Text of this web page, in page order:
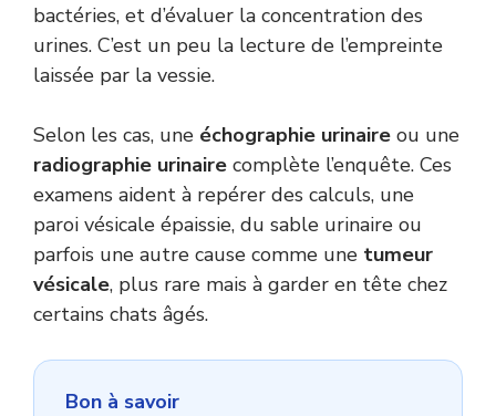
bactéries, et d’évaluer la concentration des
urines. C’est un peu la lecture de l’empreinte
laissée par la vessie.
Selon les cas, une échographie urinaire ou une
radiographie urinaire complète l’enquête. Ces
examens aident à repérer des calculs, une
paroi vésicale épaissie, du sable urinaire ou
parfois une autre cause comme une tumeur
vésicale, plus rare mais à garder en tête chez
certains chats âgés.
Bon à savoir